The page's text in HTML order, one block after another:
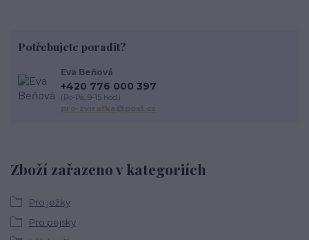
Zboží zařazeno v kategoriích
Pro ježky
Pro pejsky
Potřebujete poradit?
Eva Beňová
+420 776 000 397
(Po-Pá, 9-15 hod.)
pro-zviratka@post.cz